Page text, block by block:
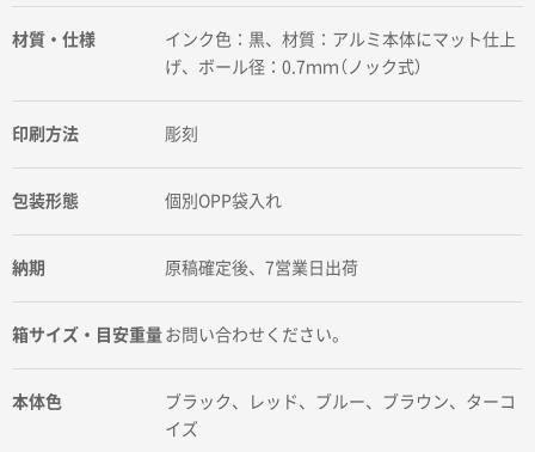
材質・仕様
インク色：黒、材質：アルミ本体にマット仕上
げ、ボール径：0.7ｍｍ（ノック式）
印刷方法 彫刻
包装形態 個別OPP袋入れ
納期 原稿確定後、7営業日出荷
箱サイズ・目安重量 お問い合わせください。
本体色
ブラック、レッド、ブルー、ブラウン、ターコ
イズ